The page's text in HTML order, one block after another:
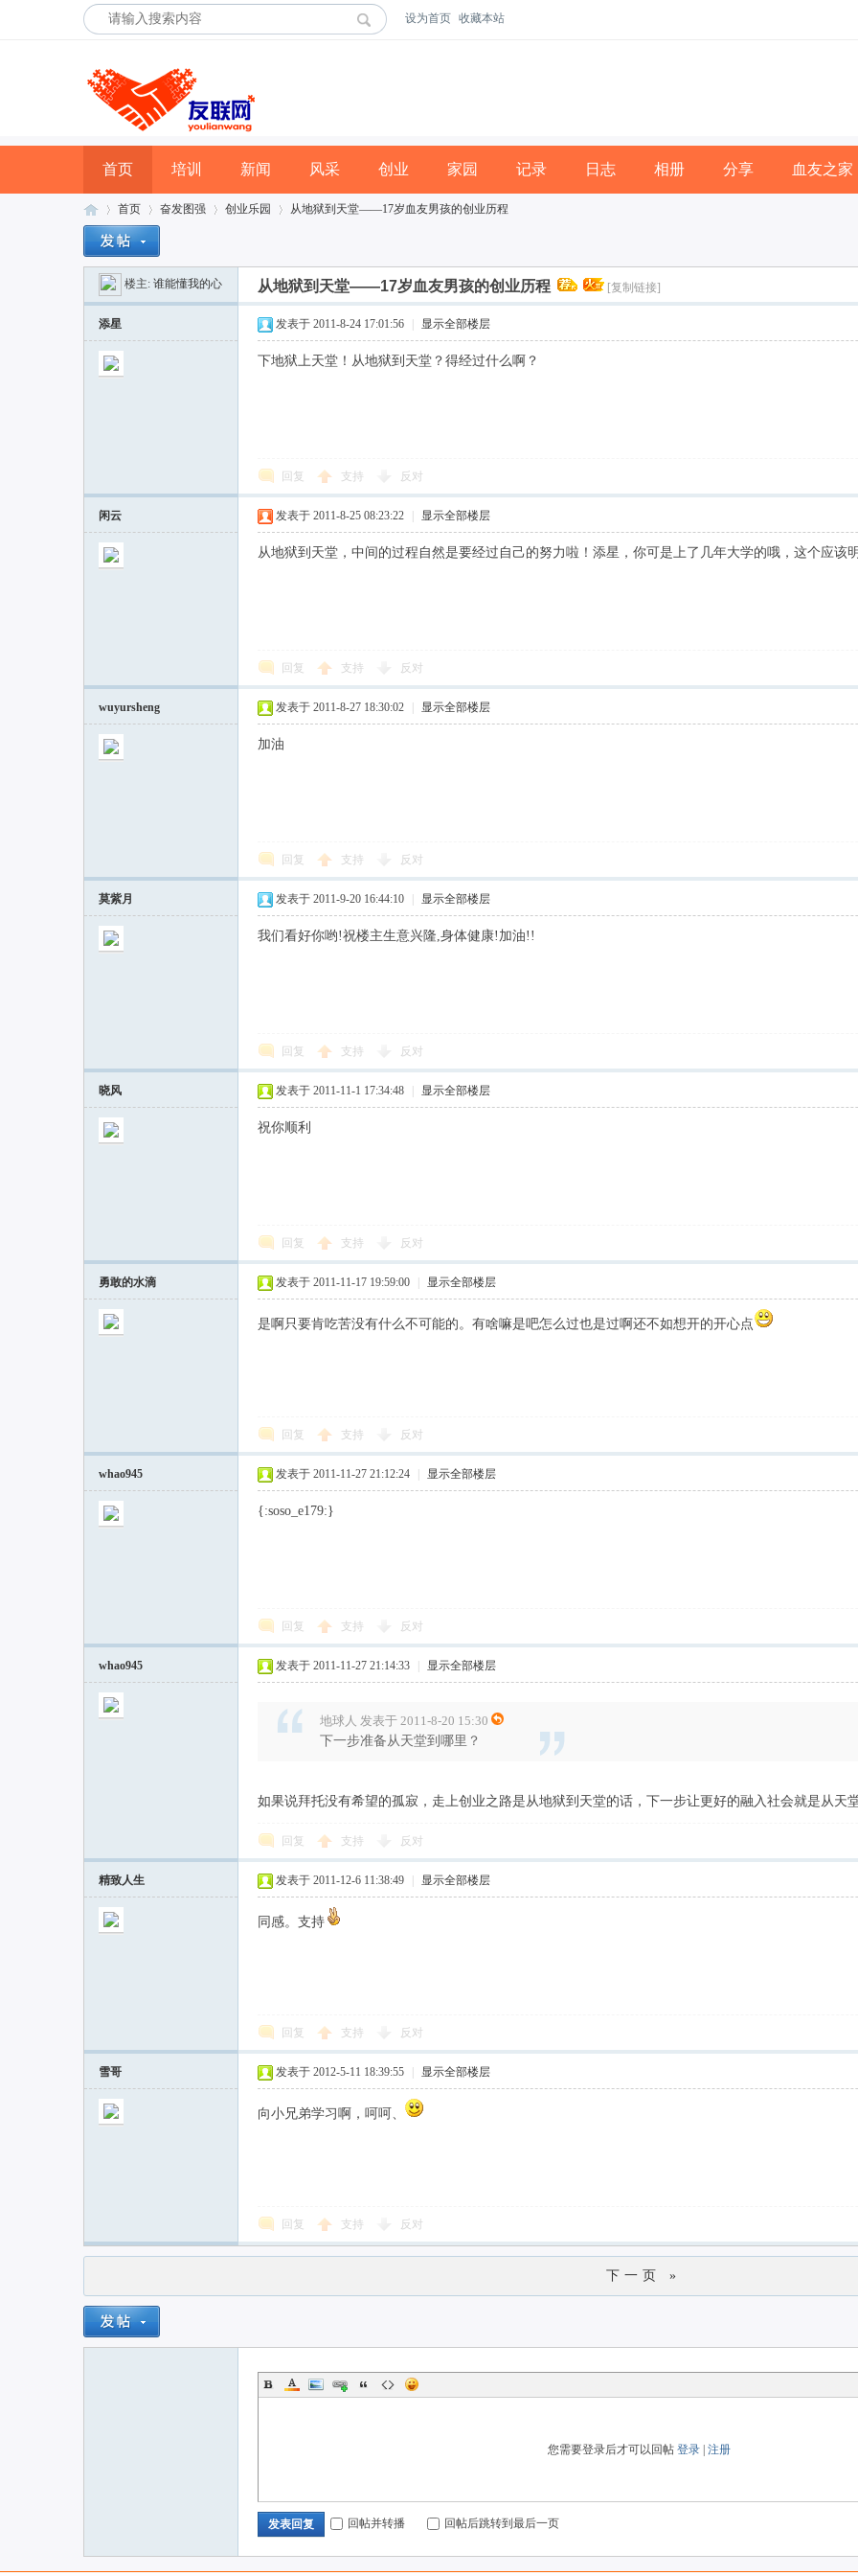
设为首页 收藏本站
首页 培训 新闻 风采 创业 家园 记录 日志 相册 分享 血友之家
»
首页
›
奋发图强
›
创业乐园
›
从地狱到天堂——17岁血友男孩的创业历程
楼主: 谁能懂我的心 从地狱到天堂——17岁血友男孩的创业历程 [复制链接]
添星 发表于 2011-8-24 17:01:56 显示全部楼层
下地狱上天堂！从地狱到天堂？得经过什么啊？
回复 支持 反对
闲云 发表于 2011-8-25 08:23:22 显示全部楼层
从地狱到天堂，中间的过程自然是要经过自己的努力啦！添星，你可是上了几年大学的哦，这个应该
回复 支持 反对
wuyursheng 发表于 2011-8-27 18:30:02 显示全部楼层
加油
回复 支持 反对
莫紫月 发表于 2011-9-20 16:44:10 显示全部楼层
我们看好你哟!祝楼主生意兴隆,身体健康!加油!!
回复 支持 反对
晓风 发表于 2011-11-1 17:34:48 显示全部楼层
祝你顺利
回复 支持 反对
勇敢的水滴 发表于 2011-11-17 19:59:00 显示全部楼层
是啊只要肯吃苦没有什么不可能的。有啥嘛是吧怎么过也是过啊还不如想开的开心点
回复 支持 反对
whao945 发表于 2011-11-27 21:12:24 显示全部楼层
{:soso_e179:}
回复 支持 反对
whao945 发表于 2011-11-27 21:14:33 显示全部楼层
地球人 发表于 2011-8-20 15:30
下一步准备从天堂到哪里？
如果说拜托没有希望的孤寂，走上创业之路是从地狱到天堂的话，下一步让更好的融入社会就是从天
回复 支持 反对
精致人生 发表于 2011-12-6 11:38:49 显示全部楼层
同感。支持
回复 支持 反对
雪哥 发表于 2012-5-11 18:39:55 显示全部楼层
向小兄弟学习啊，呵呵、
回复 支持 反对
下一页 »
您需要登录后才可以回帖 登录 注册
发表回复 回帖并转播 回帖后跳转到最后一页